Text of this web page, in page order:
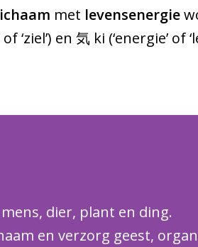
met levensenergie
en 気 ki (‘energie’ of
dier, plant en ding.
en verzorg geest,